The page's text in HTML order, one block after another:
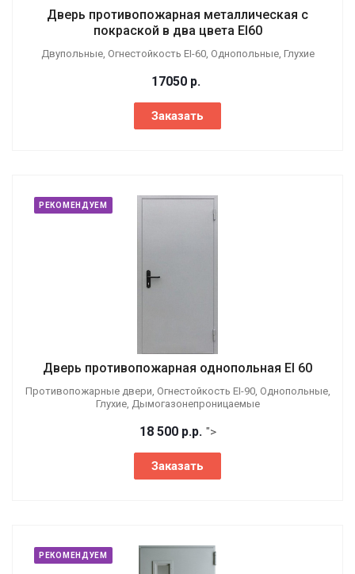
Дверь противопожарная металлическая с
покраской в два цвета EI60
Двупольные, Огнестойкость EI-60, Однопольные, Глухие
17050 р.
Заказать
РЕКОМЕНДУЕМ
Дверь противопожарная однопольная EI 60
Противопожарные двери, Огнестойкость EI-90, Однопольные,
Глухие, Дымогазонепроницаемые
18 500 р.р. ">
Заказать
РЕКОМЕНДУЕМ